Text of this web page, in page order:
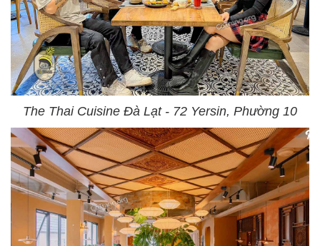
The Thai Cuisine Đà Lạt - 72 Yersin, Phường 10